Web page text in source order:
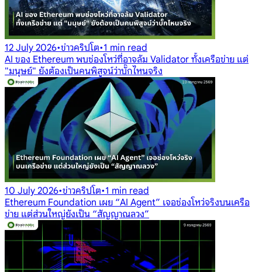
12 July 2026•ข่าวคริปโต•1 min read
AI ของ Ethereum พบช่องโหว่ที่อาจล้ม Validator ทั้งเครือข่าย แต่
"มนุษย์" ยังต้องเป็นคนพิสูจน์ว่าบั๊กไหนจริง
10 July 2026•ข่าวคริปโต•1 min read
Ethereum Foundation เผย “AI Agent” เจอช่องโหว่จริงบนเครือ
ข่าย แต่ส่วนใหญ่ยังเป็น “สัญญาณลวง”